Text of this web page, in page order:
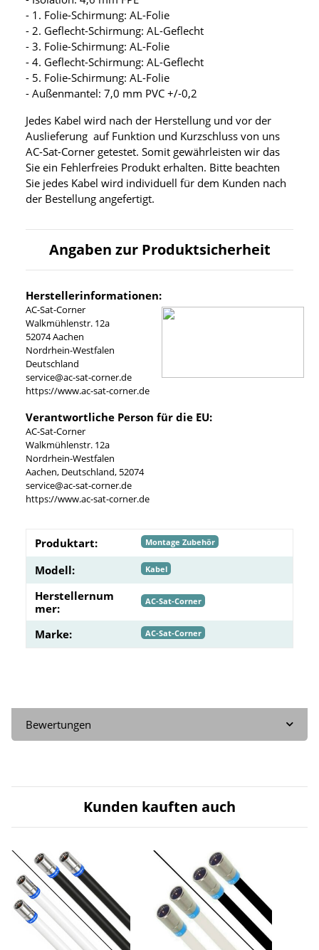
- 1. Folie-Schirmung: AL-Folie
- 2. Geflecht-Schirmung: AL-Geflecht
- 3. Folie-Schirmung: AL-Folie
- 4. Geflecht-Schirmung: AL-Geflecht
- 5. Folie-Schirmung: AL-Folie
- Außenmantel: 7,0 mm PVC +/-0,2
Jedes Kabel wird nach der Herstellung und vor der
Auslieferung auf Funktion und Kurzschluss von uns
AC-Sat-Corner getestet. Somit gewährleisten wir das
Sie ein Fehlerfreies Produkt erhalten. Bitte beachten
Sie jedes Kabel wird individuell für dem Kunden nach
der Bestellung angefertigt.
Angaben zur Produktsicherheit
Herstellerinformationen:
AC-Sat-Corner
Walkmühlenstr. 12a
52074 Aachen
Nordrhein-Westfalen
Deutschland
service@ac-sat-corner.de
https://www.ac-sat-corner.de
Verantwortliche Person für die EU:
AC-Sat-Corner
Walkmühlenstr. 12a
Nordrhein-Westfalen
Aachen, Deutschland, 52074
service@ac-sat-corner.de
https://www.ac-sat-corner.de
Produktart: Montage Zubehör
Modell: Kabel
Herstellernum
mer:
AC-Sat-Corner
Marke: AC-Sat-Corner
Bewertungen
Kunden kauften auch